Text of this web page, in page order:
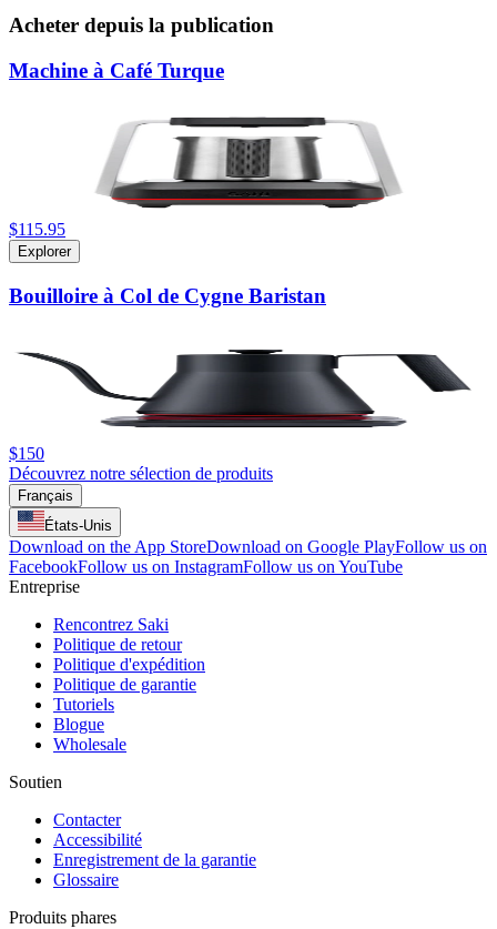
Acheter depuis la publication
Machine à Café Turque
$115.95
Explorer
Bouilloire à Col de Cygne Baristan
$150
Découvrez notre sélection de produits
Français
États-Unis
Download on the App StoreDownload on Google PlayFollow us on
FacebookFollow us on InstagramFollow us on YouTube
Entreprise
Rencontrez Saki
Politique de retour
Politique d'expédition
Politique de garantie
Tutoriels
Blogue
Wholesale
Soutien
Contacter
Accessibilité
Enregistrement de la garantie
Glossaire
Produits phares